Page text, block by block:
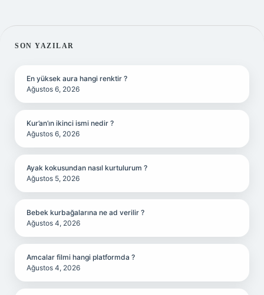
SIDEBAR
SON YAZILAR
En yüksek aura hangi renktir ?
Ağustos 6, 2026
Kur’an’ın ikinci ismi nedir ?
Ağustos 6, 2026
Ayak kokusundan nasıl kurtulurum ?
Ağustos 5, 2026
Bebek kurbağalarına ne ad verilir ?
Ağustos 4, 2026
Amcalar filmi hangi platformda ?
Ağustos 4, 2026